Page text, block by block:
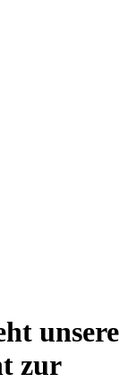
unsere
zur